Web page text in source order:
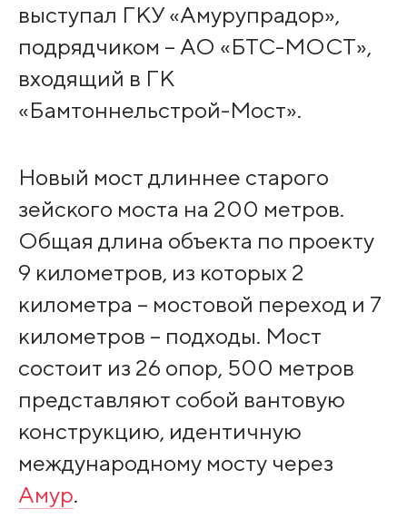
выступал ГКУ «Амурупрадор»,
подрядчиком – АО «БТС-МОСТ»,
входящий в ГК
«Бамтоннельстрой-Мост».
Новый мост длиннее старого
зейского моста на 200 метров.
Общая длина объекта по проекту
9 километров, из которых 2
километра – мостовой переход и 7
километров – подходы. Мост
состоит из 26 опор, 500 метров
представляют собой вантовую
конструкцию, идентичную
международному мосту через
Амур.